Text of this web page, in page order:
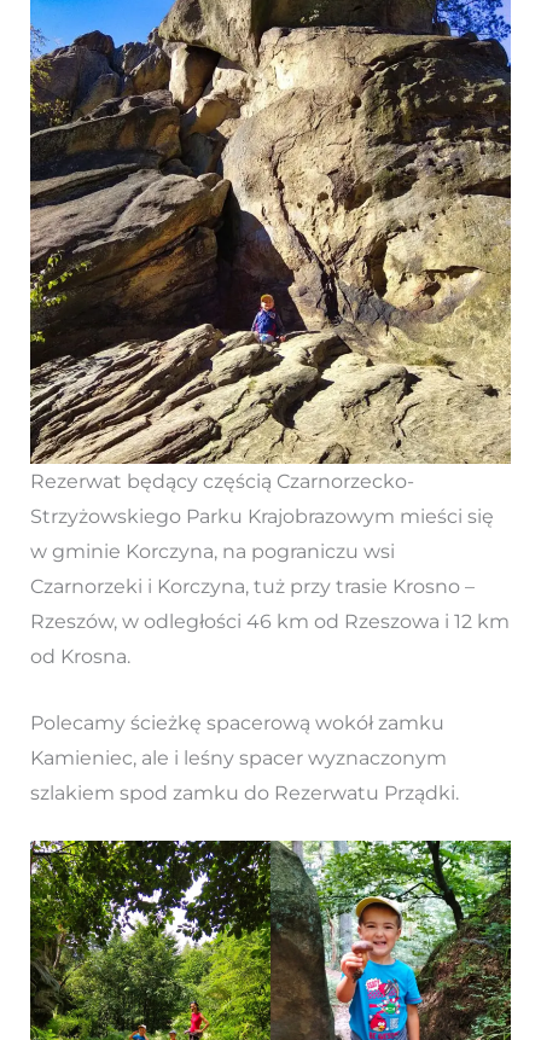
Rezerwat będący częścią Czarnorzecko-
Strzyżowskiego Parku Krajobrazowym mieści się
w gminie Korczyna, na pograniczu wsi
Czarnorzeki i Korczyna, tuż przy trasie Krosno –
Rzeszów, w odległości 46 km od Rzeszowa i 12 km
od Krosna.
Polecamy ścieżkę spacerową wokół zamku
Kamieniec, ale i leśny spacer wyznaczonym
szlakiem spod zamku do Rezerwatu Prządki.